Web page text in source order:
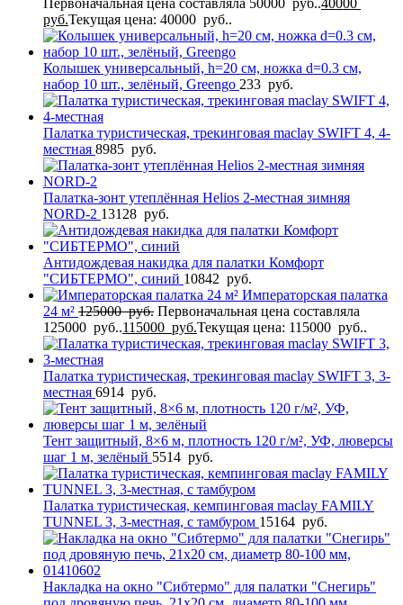
руб.Текущая цена: 40000 руб..
Колышек универсальный, h=20 см, ножка d=0.3 см,
набор 10 шт., зелёный, Greengo 233 руб.
Палатка туристическая, трекинговая maclay SWIFT 4, 4-
местная 8985 руб.
Палатка-зонт утеплённая Helios 2-местная зимняя
NORD-2 13128 руб.
Антидождевая накидка для палатки Комфорт
"СИБТЕРМО", синий 10842 руб.
Императорская палатка
24 м² 125000руб. Первоначальная цена составляла
125000 руб..115000 руб.Текущая цена: 115000 руб..
Палатка туристическая, трекинговая maclay SWIFT 3, 3-
местная 6914 руб.
Тент защитный, 8×6 м, плотность 120 г/м², УФ, люверсы
шаг 1 м, зелёный 5514 руб.
Палатка туристическая, кемпинговая maclay FAMILY
TUNNEL 3, 3-местная, с тамбуром 15164 руб.
Накладка на окно "Сибтермо" для палатки "Снегирь"